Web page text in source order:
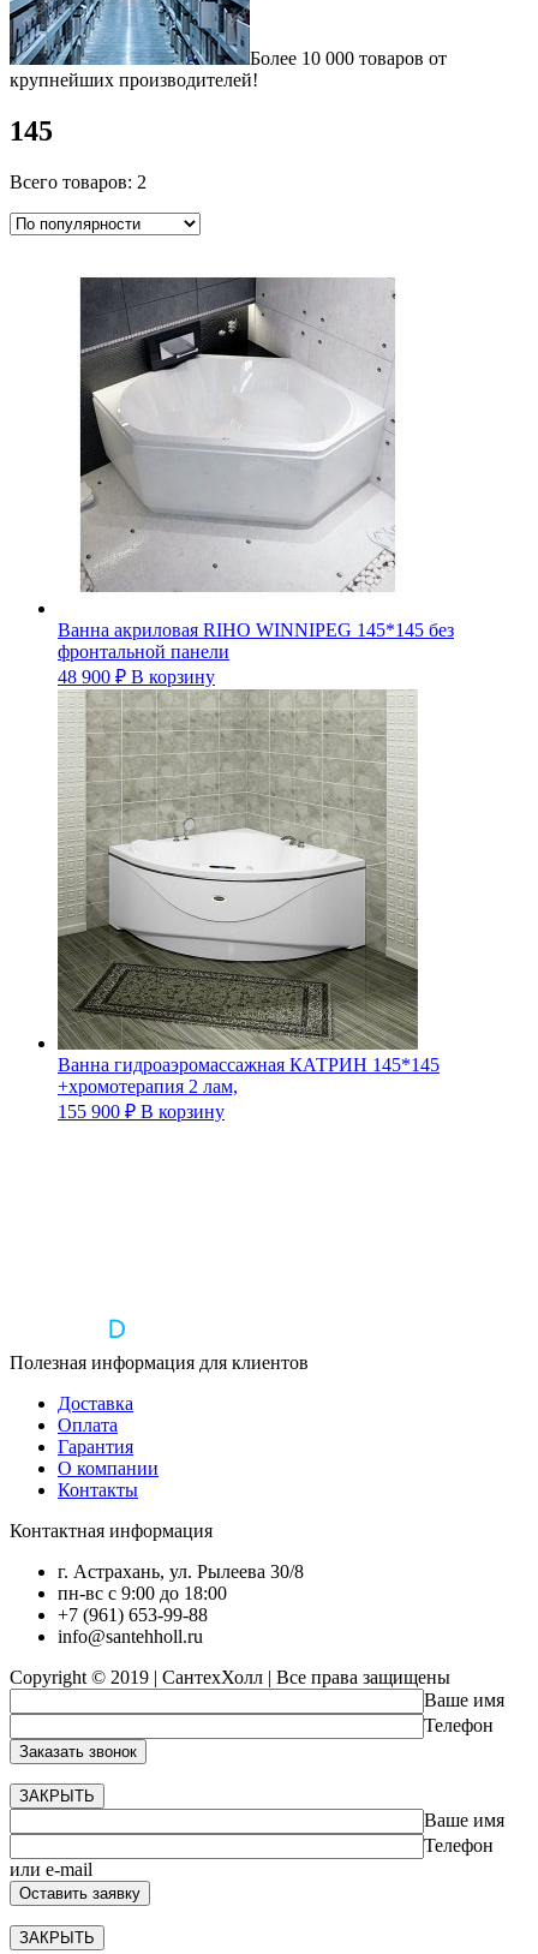
Более 10 000 товаров от
крупнейших производителей!
145
Всего товаров: 2
Ванна акриловая RIHO WINNIPEG 145*145 без
фронтальной панели
48 900 ₽ В корзину
Ванна гидроаэромассажная КАТРИН 145*145
+хромотерапия 2 лам,
155 900 ₽ В корзину
Полезная информация для клиентов
Доставка
Оплата
Гарантия
О компании
Контакты
Контактная информация
г. Астрахань, ул. Рылеева 30/8
пн-вс с 9:00 до 18:00
+7 (961) 653-99-88
info@santehholl.ru
Copyright © 2019 | СантехХолл | Все права защищены
Ваше имя
Телефон
ЗАКРЫТЬ
Ваше имя
Телефон
или e-mail
ЗАКРЫТЬ